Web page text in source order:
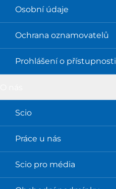
Osobní údaje
Ochrana oznamovatelů
Prohlášení o přístupnosti
Scio
Práce u nás
Scio pro média